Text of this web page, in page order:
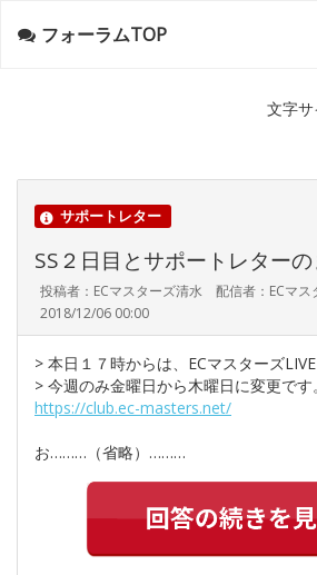
フォーラムTOP
文字
サポートレター
SS２日目とサポートレター
投稿者：ECマスターズ清水 配信者：ECマス
2018/12/06 00:00
> 本日１７時からは、ECマスターズLIVE
> 今週のみ金曜日から木曜日に変更です。
https://club.ec-masters.net/
お………（省略）………